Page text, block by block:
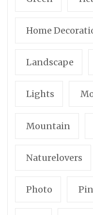
Home
Landscape
Lights
Mountain
Naturelovers
Photo